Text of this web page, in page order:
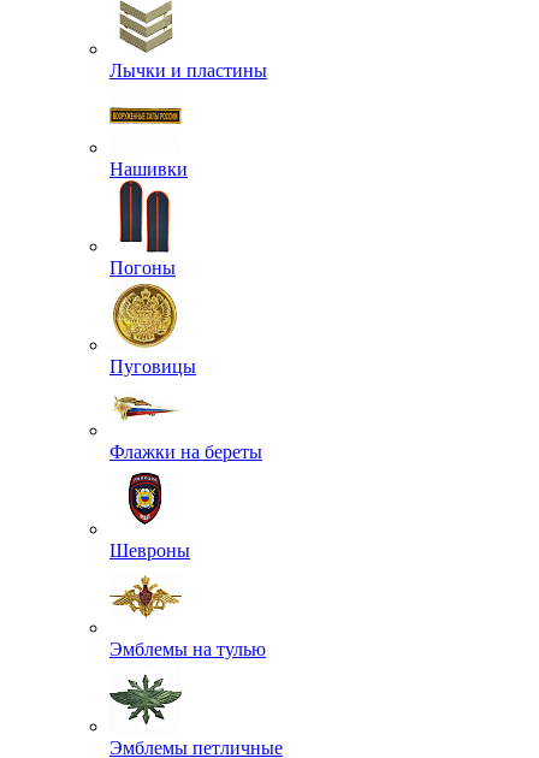
Лычки и пластины
Нашивки
Погоны
Пуговицы
Флажки на береты
Шевроны
Эмблемы на тулью
Эмблемы петличные